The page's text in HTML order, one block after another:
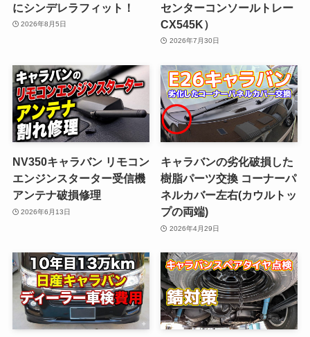
にシンデレラフィット！
2026年8月5日
センターコンソールトレー
CX545K）
2026年7月30日
NV350キャラバン リモコン
エンジンスターター受信機
アンテナ破損修理
2026年6月13日
キャラバンの劣化破損した
樹脂パーツ交換 コーナーパ
ネルカバー左右(カウルトッ
プの両端)
2026年4月29日